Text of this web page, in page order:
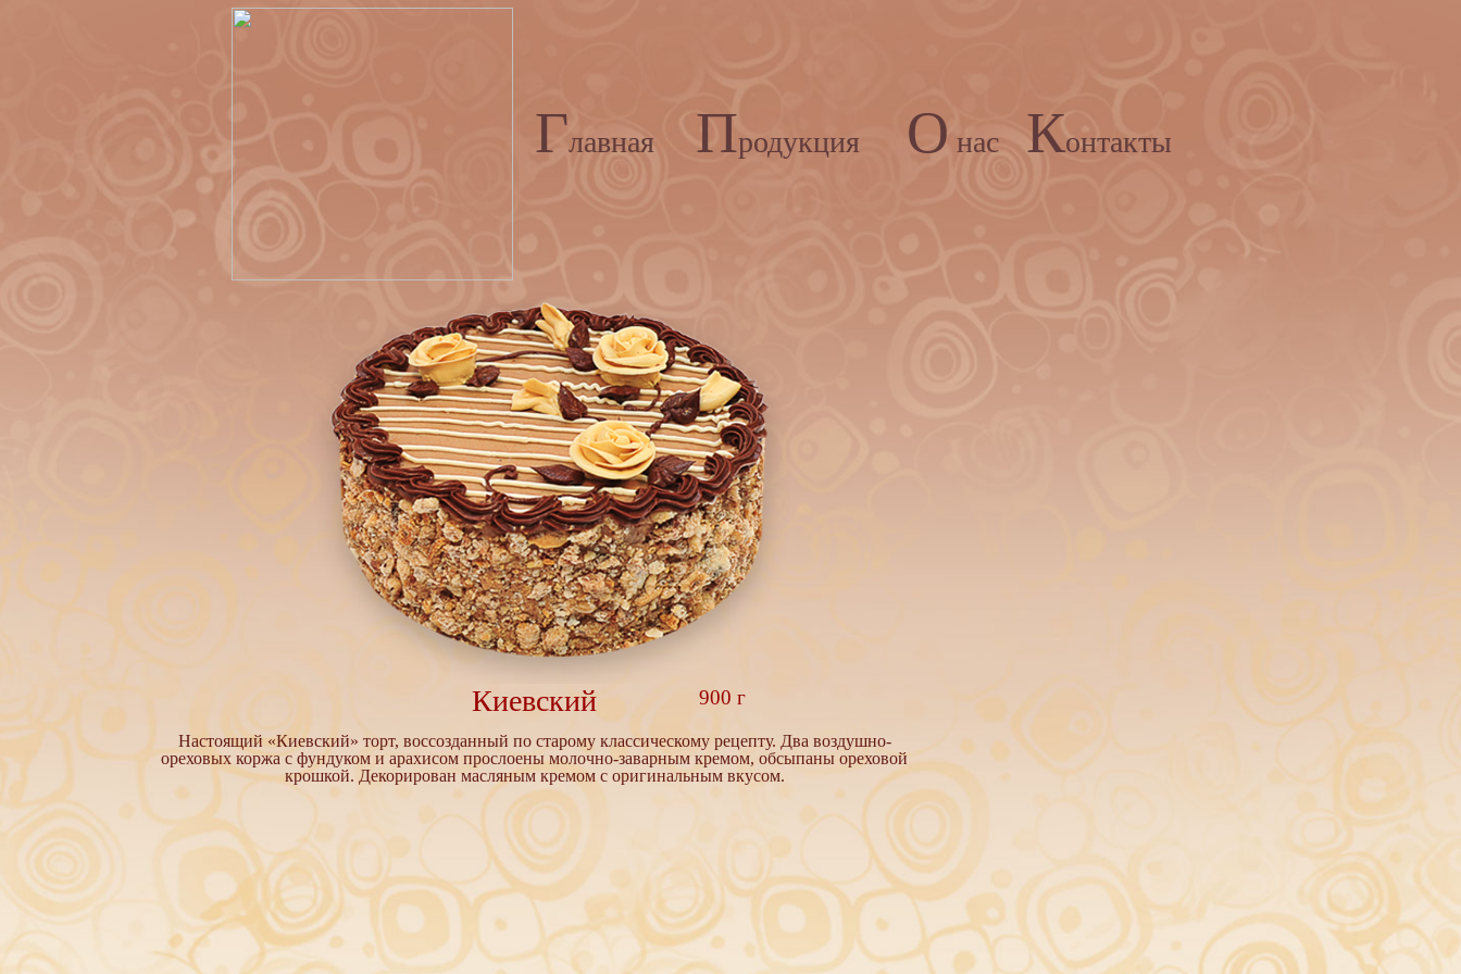
Главная Продукция О нас Контакты
Киевский 900 г
Настоящий «Киевский» торт, воссозданный по старому классическому рецепту. Два воздушно-
ореховых коржа с фундуком и арахисом прослоены молочно-заварным кремом, обсыпаны ореховой
крошкой. Декорирован масляным кремом с оригинальным вкусом.